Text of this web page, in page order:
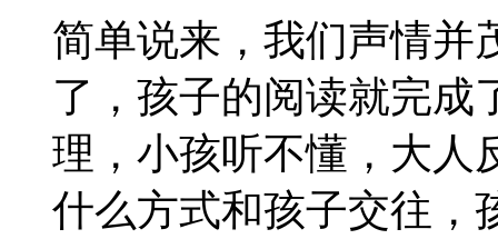
简单说来，我们声情并
了，孩子的阅读就完成
理，小孩听不懂，大人
什么方式和孩子交往，